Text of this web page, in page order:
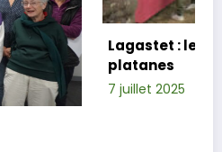
repas champêtre réussi
Xavier D.